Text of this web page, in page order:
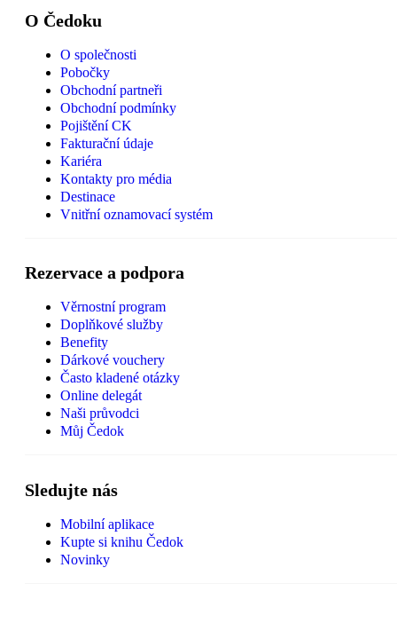
O Čedoku
O společnosti
Pobočky
Obchodní partneři
Obchodní podmínky
Pojištění CK
Fakturační údaje
Kariéra
Kontakty pro média
Destinace
Vnitřní oznamovací systém
Rezervace a podpora
Věrnostní program
Doplňkové služby
Benefity
Dárkové vouchery
Často kladené otázky
Online delegát
Naši průvodci
Můj Čedok
Sledujte nás
Mobilní aplikace
Kupte si knihu Čedok
Novinky